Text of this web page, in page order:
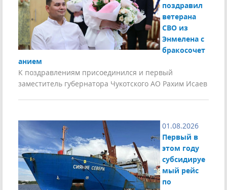
поздравил
ветерана
СВО из
Энмелена с
бракосочет
анием
К поздравлениям присоединился и первый
заместитель губернатора Чукотского АО Рахим Исаев
01.08.2026
Первый в
этом году
субсидируе
мый рейс
по